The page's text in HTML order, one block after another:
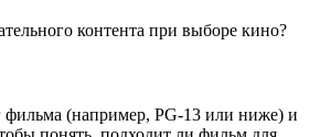
контента при выборе кино?
фильма (например, PG-13 или ниже) и